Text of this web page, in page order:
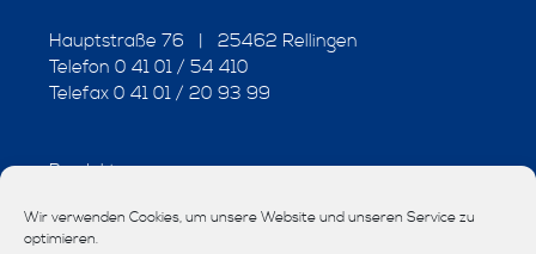
Wir verwenden Cookies, um unsere Website und unseren Service zu
optimieren.
Hauptstraße 76 | 25462 Rellingen
Telefon 0 41 01 / 54 410
Telefax 0 41 01 / 20 93 99
Produkte
Interior-Design